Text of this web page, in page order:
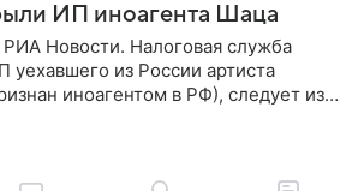
ИП иноагента Шаца
Новости. Налоговая служба
уехавшего из России артиста
иноагентом в РФ), следует из